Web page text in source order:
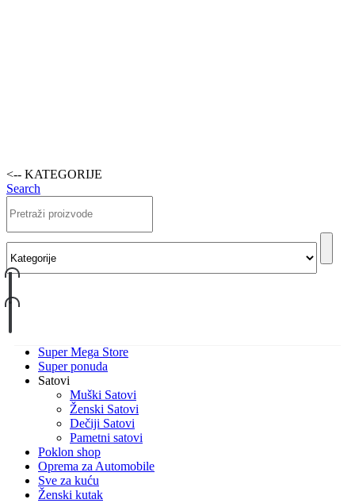
<-- KATEGORIJE
Search
Super Mega Store
Super ponuda
Satovi
Muški Satovi
Ženski Satovi
Dečiji Satovi
Pametni satovi
Poklon shop
Oprema za Automobile
Sve za kuću
Ženski kutak